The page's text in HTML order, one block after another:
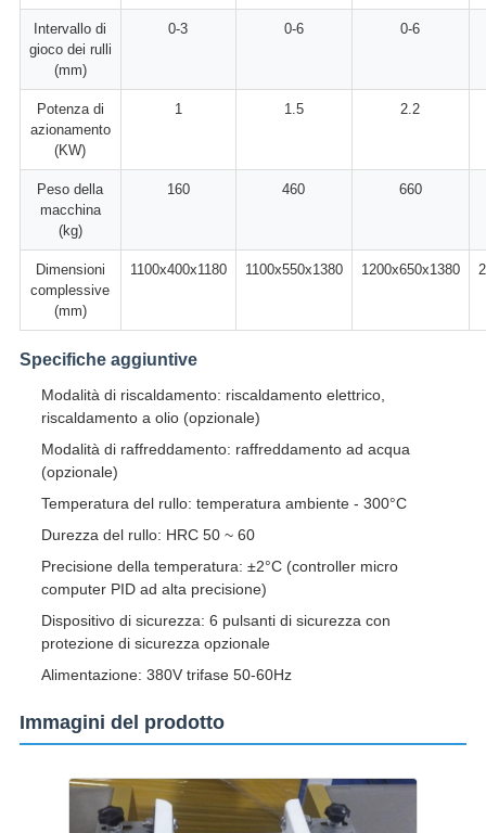
Intervallo di
gioco dei rulli
(mm)
0-3 0-6 0-6
Potenza di
azionamento
(KW)
1 1.5 2.2
Peso della
macchina
(kg)
160 460 660
Dimensioni
complessive
(mm)
1100x400x1180 1100x550x1380 1200x650x1380
Specifiche aggiuntive
Modalità di riscaldamento: riscaldamento elettrico,
riscaldamento a olio (opzionale)
Modalità di raffreddamento: raffreddamento ad acqua
(opzionale)
Temperatura del rullo: temperatura ambiente - 300°C
Durezza del rullo: HRC 50 ~ 60
Precisione della temperatura: ±2°C (controller micro
computer PID ad alta precisione)
Dispositivo di sicurezza: 6 pulsanti di sicurezza con
protezione di sicurezza opzionale
Alimentazione: 380V trifase 50-60Hz
Immagini del prodotto